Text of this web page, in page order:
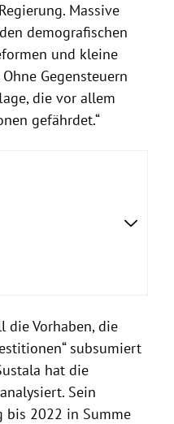
Massive
demografischen
und kleine
Gegensteuern
die vor allem
gefährdet.“
die Vorhaben, die
subsumiert
hat die
Sein
bis 2022 in Summe